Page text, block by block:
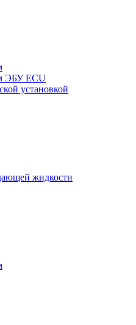
ЭБУ ECU
установкой
жидкости